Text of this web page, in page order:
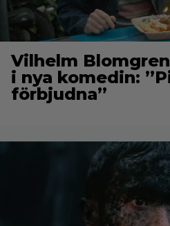
Vilhelm
i nya komedin:
förbjudna”